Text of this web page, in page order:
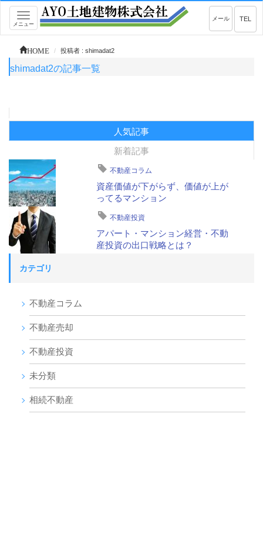
Toggle
navigation
メニュー
TEL
メール
HOME 投稿者 : shimadat2
shimadat2の記事一覧
人気記事
新着記事
不動産コラム
資産価値が下がらず、価値が上が
ってるマンション
不動産投資
アパート・マンション経営・不動
産投資の出口戦略とは？
カテゴリ
不動産コラム
不動産売却
不動産投資
未分類
相続不動産